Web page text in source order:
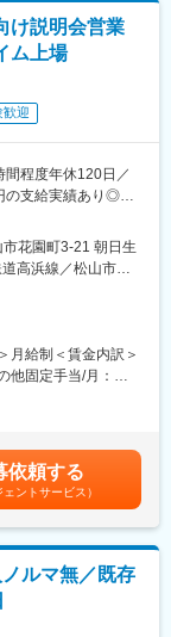
け説明会営業
ム上場
歓迎
間程度年休120日／
の支給実績あり◎＞
メーカーです。
製品説明会・体験
理店からの紹介先
明トーク・商談の
から入社された方も
可能です。(30代で
ィブ制度がありま
花園町3-21 朝日生
高浜線／松山市駅
の定める事業所
月給制＜賃金内訳＞
他固定手当/月：
実績に応じたインセ
年2回（7月・12
を通じて上下する
めた表記です。
依頼する
ェントサービス）
ルマ無／既存